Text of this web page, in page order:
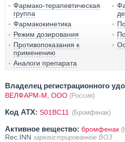
Фармако-терапевтическая
группа
Фармакокинетика
Режим дозирования
Противопоказания к
применению
Аналоги препарата
Владелец регистрационного
ВЕЛФАРМ-М, ООО (Россия)
Код ATX: S01BC11 (Бромфенак)
Активное вещество: бромфенак
Rec.INN зарегистрированное ВОЗ